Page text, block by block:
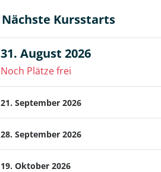
Nächste Kursstarts
31. August 2026
Noch Plätze frei
21. September 2026
28. September 2026
19. Oktober 2026